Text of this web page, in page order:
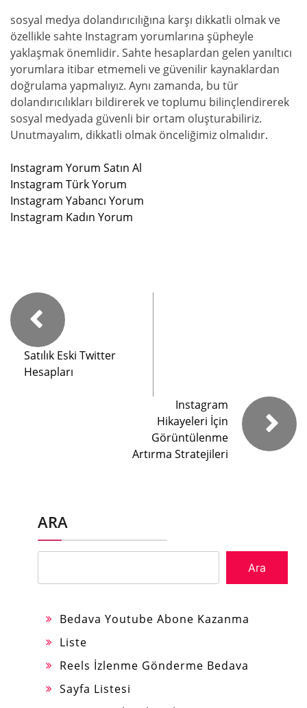
sosyal medya dolandırıcılığına karşı dikkatli olmak ve
özellikle sahte Instagram yorumlarına şüpheyle
yaklaşmak önemlidir. Sahte hesaplardan gelen yanıltıcı
yorumlara itibar etmemeli ve güvenilir kaynaklardan
doğrulama yapmalıyız. Aynı zamanda, bu tür
dolandırıcılıkları bildirerek ve toplumu bilinçlendirerek
sosyal medyada güvenli bir ortam oluşturabiliriz.
Unutmayalım, dikkatli olmak önceliğimiz olmalıdır.
Instagram Yorum Satın Al
Instagram Türk Yorum
Instagram Yabancı Yorum
Instagram Kadın Yorum
Satılık Eski Twitter
Hesapları
Instagram
Hikayeleri İçin
Görüntülenme
Artırma Stratejileri
ARA
Ara
Bedava Youtube Abone Kazanma
Liste
Reels İzlenme Gönderme Bedava
Sayfa Listesi